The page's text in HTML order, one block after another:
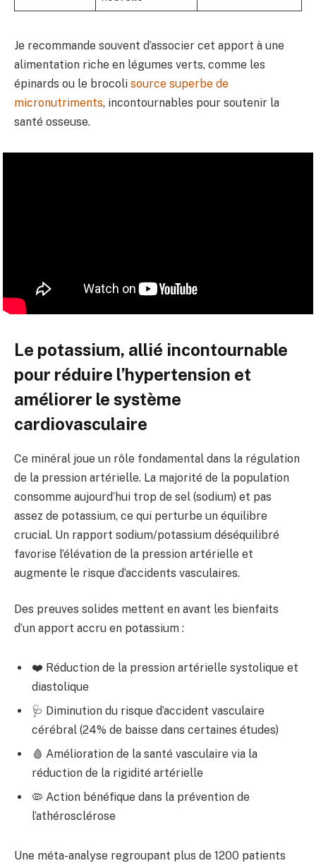
Je recommande souvent d’associer cet apport à une
alimentation riche en légumes verts, comme les
épinards ou le brocoli source superbe de
micronutriments, incontournables pour soutenir la
santé osseuse.
Le potassium, allié incontournable
pour réduire l’hypertension et
améliorer le système
cardiovasculaire
Ce minéral joue un rôle fondamental dans la régulation
de la pression artérielle. La majorité de la population
consomme aujourd’hui trop de sel (sodium) et pas
assez de potassium, ce qui perturbe un équilibre
crucial. Un rapport sodium/potassium déséquilibré
favorise l’élévation de la pression artérielle et
augmente le risque d’accidents vasculaires.
Des preuves solides mettent en avant les bienfaits
d’un apport accru en potassium :
❤️ Réduction de la pression artérielle systolique et
diastolique
🩺 Diminution du risque d’accident vasculaire
cérébral (24% de baisse dans certaines études)
🩸 Amélioration de la santé vasculaire via la
réduction de la rigidité artérielle
🦠 Action bénéfique dans la prévention de
l’athérosclérose
Une méta-analyse regroupant plus de 1200 patients